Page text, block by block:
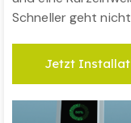
Schneller geht
Jetzt